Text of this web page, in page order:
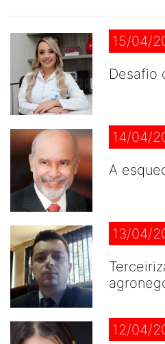
15/04/
Desafio
14/04/
A
13/04/
12/04/